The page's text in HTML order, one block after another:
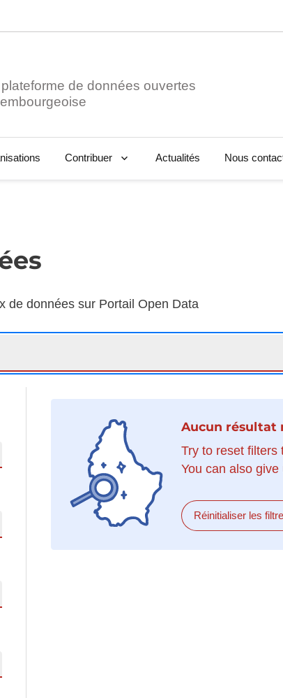
de données ouvertes
Contribuer Actualités Nous
de données sur Portail Open Data
Aucun résultat
Try to reset filters
You can also
Réinitialiser les